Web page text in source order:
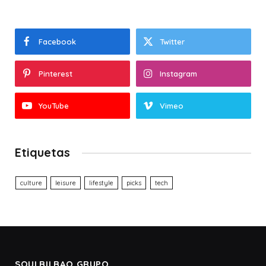
Facebook Twitter
Pinterest Instagram
YouTube Vimeo
Etiquetas
culture leisure lifestyle picks tech